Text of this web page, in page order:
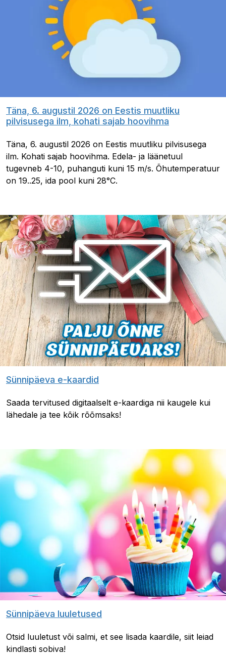
Täna, 6. augustil 2026 on Eestis muutliku
pilvisusega ilm, kohati sajab hoovihma
Täna, 6. augustil 2026 on Eestis muutliku pilvisusega
ilm. Kohati sajab hoovihma. Edela- ja läänetuul
tugevneb 4-10, puhanguti kuni 15 m/s. Õhutemperatuur
on 19..25, ida pool kuni 28°C.
Sünnipäeva e-kaardid
Saada tervitused digitaalselt e-kaardiga nii kaugele kui
lähedale ja tee kõik rõõmsaks!
Sünnipäeva luuletused
Otsid luuletust või salmi, et see lisada kaardile, siit leiad
kindlasti sobiva!